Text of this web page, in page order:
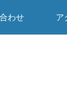
わせ ア